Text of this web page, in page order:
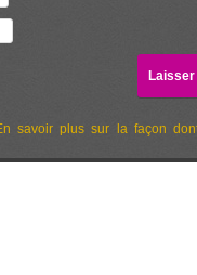
savoir plus sur la façon